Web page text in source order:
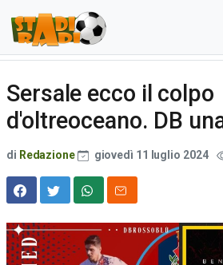
Sersale ecco il colpo
d'oltreoceano. DB
di Redazione giovedì 11 luglio 2024